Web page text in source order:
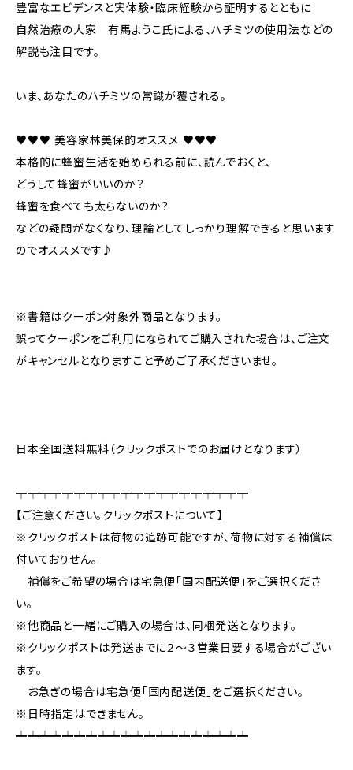
豊富なエビデンスと実体験・臨床経験から証明するとともに
自然治療の大家 有馬ようこ氏による、ハチミツの使用法などの
解説も注目です。
いま、あなたのハチミツの常識が覆される。
♥♥♥ 美容家林美保的オススメ ♥♥♥
本格的に蜂蜜生活を始められる前に、読んでおくと、
どうして蜂蜜がいいのか？
蜂蜜を食べても太らないのか？
などの疑問がなくなり、理論としてしっかり理解できると思います
のでオススメです♪
※書籍はクーポン対象外商品となります。
誤ってクーポンをご利用になられてご購入された場合は、ご注文
がキャンセルとなりますこと予めご了承くださいませ。
日本全国送料無料（クリックポストでのお届けとなります）
┯┯┯┯┯┯┯┯┯┯┯┯┯┯┯┯┯┯┯┯
【ご注意ください。クリックポストについて】
※クリックポストは荷物の追跡可能ですが、荷物に対する補償は
付いておりせん。
補償をご希望の場合は宅急便「国内配送便」をご選択くださ
い。
※他商品と一緒にご購入の場合は、同梱発送となります。
※クリックポストは発送までに２～３営業日要する場合がござい
ます。
お急ぎの場合は宅急便「国内配送便」をご選択ください。
※日時指定はできません。
┷┷┷┷┷┷┷┷┷┷┷┷┷┷┷┷┷┷┷┷